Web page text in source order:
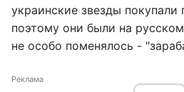
украинские звезды покупали
поэтому они были на
не особо поменялось -
Реклама